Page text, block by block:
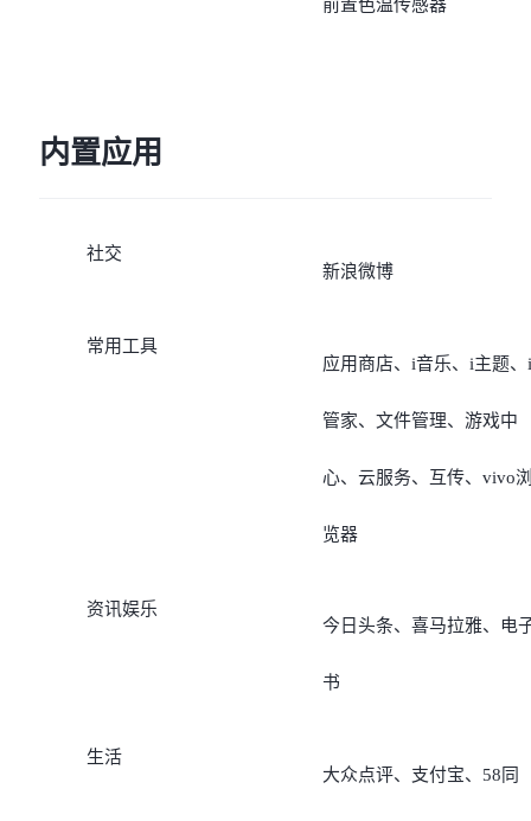
前置色温传感器
内置应用
社交
新浪微博
常用工具
应用商店、i音乐、i主题、i
管家、文件管理、游戏中
心、云服务、互传、vivo
览器
资讯娱乐
今日头条、喜马拉雅、电
书
生活
大众点评、支付宝、58同